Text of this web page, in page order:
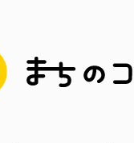
まちのコイン